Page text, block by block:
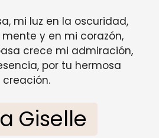
mi luz en la oscuridad,
y en mi corazón,
crece mi admiración,
por tu hermosa
creación.
Giselle